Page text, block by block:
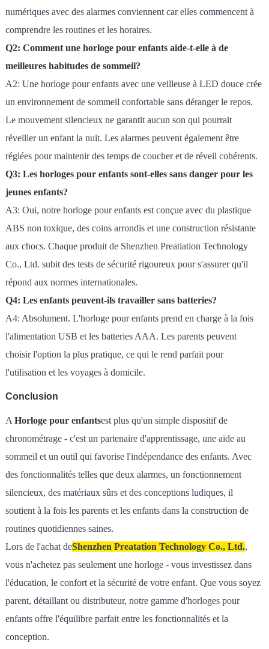
numériques avec des alarmes conviennent car elles commencent à
comprendre les routines et les horaires.
Q2: Comment une horloge pour enfants aide-t-elle à de
meilleures habitudes de sommeil?
A2: Une horloge pour enfants avec une veilleuse à LED douce crée
un environnement de sommeil confortable sans déranger le repos.
Le mouvement silencieux ne garantit aucun son qui pourrait
réveiller un enfant la nuit. Les alarmes peuvent également être
réglées pour maintenir des temps de coucher et de réveil cohérents.
Q3: Les horloges pour enfants sont-elles sans danger pour les
jeunes enfants?
A3: Oui, notre horloge pour enfants est conçue avec du plastique
ABS non toxique, des coins arrondis et une construction résistante
aux chocs. Chaque produit de Shenzhen Preatiation Technology
Co., Ltd. subit des tests de sécurité rigoureux pour s'assurer qu'il
répond aux normes internationales.
Q4: Les enfants peuvent-ils travailler sans batteries?
A4: Absolument. L'horloge pour enfants prend en charge à la fois
l'alimentation USB et les batteries AAA. Les parents peuvent
choisir l'option la plus pratique, ce qui le rend parfait pour
l'utilisation et les voyages à domicile.
Conclusion
A Horloge pour enfantsest plus qu'un simple dispositif de
chronométrage - c'est un partenaire d'apprentissage, une aide au
sommeil et un outil qui favorise l'indépendance des enfants. Avec
des fonctionnalités telles que deux alarmes, un fonctionnement
silencieux, des matériaux sûrs et des conceptions ludiques, il
soutient à la fois les parents et les enfants dans la construction de
routines quotidiennes saines.
Lors de l'achat deShenzhen Preatation Technology Co., Ltd.,
vous n'achetez pas seulement une horloge - vous investissez dans
l'éducation, le confort et la sécurité de votre enfant. Que vous soyez
parent, détaillant ou distributeur, notre gamme d'horloges pour
enfants offre l'équilibre parfait entre les fonctionnalités et la
conception.